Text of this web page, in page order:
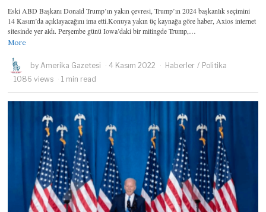
Eski ABD Başkanı Donald Trump’ın yakın çevresi, Trump’ın 2024 başkanlık seçimini
14 Kasım’da açıklayacağını ima etti.Konuya yakın üç kaynağa göre haber, Axios internet
sitesinde yer aldı. Perşembe günü Iowa’daki bir mitingde Trump,…
More
by Amerika Gazetesi 4 Kasım 2022 Haberler / Politika
1086 views
1 min read